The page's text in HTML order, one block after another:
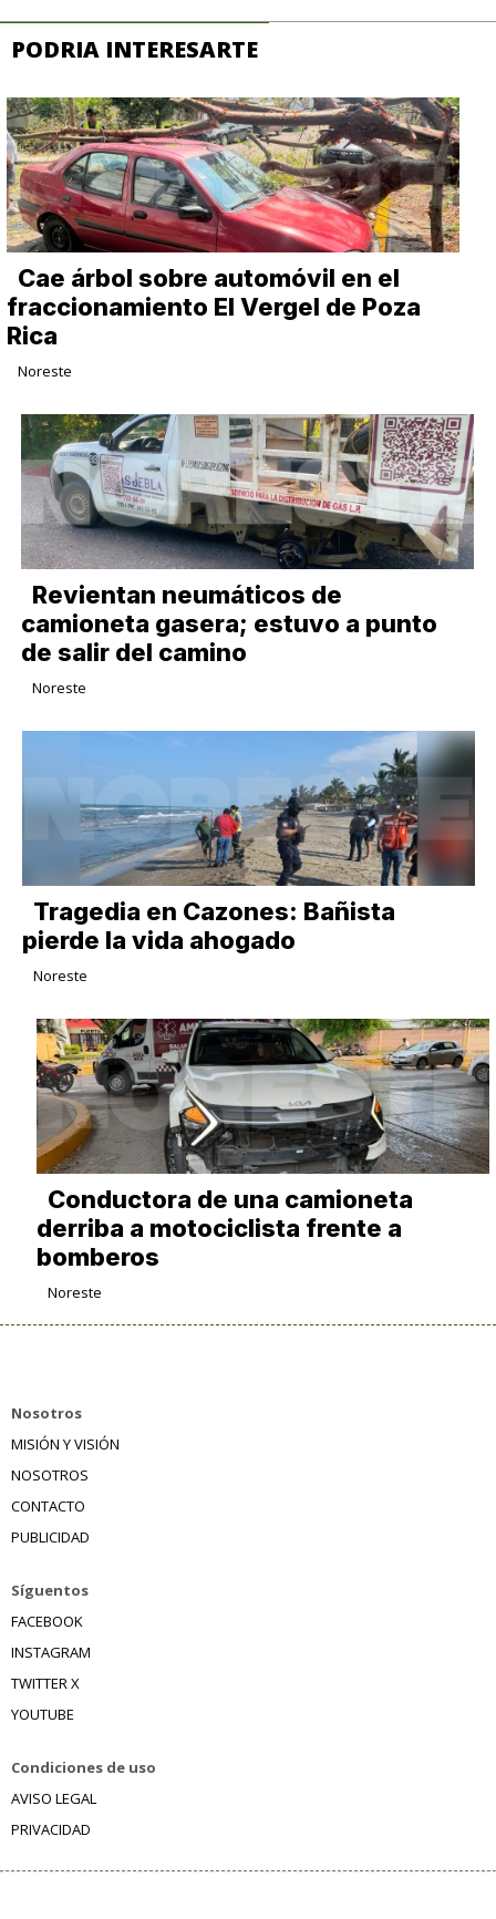
PODRIA INTERESARTE
Cae árbol sobre automóvil en el
fraccionamiento El Vergel de Poza
Rica
Noreste
Revientan neumáticos de
camioneta gasera; estuvo a punto
de salir del camino
Noreste
Tragedia en Cazones: Bañista
pierde la vida ahogado
Noreste
Conductora de una camioneta
derriba a motociclista frente a
bomberos
Noreste
Nosotros
MISIÓN Y VISIÓN
NOSOTROS
CONTACTO
PUBLICIDAD
Síguentos
FACEBOOK
INSTAGRAM
TWITTER X
YOUTUBE
Condiciones de uso
AVISO LEGAL
PRIVACIDAD